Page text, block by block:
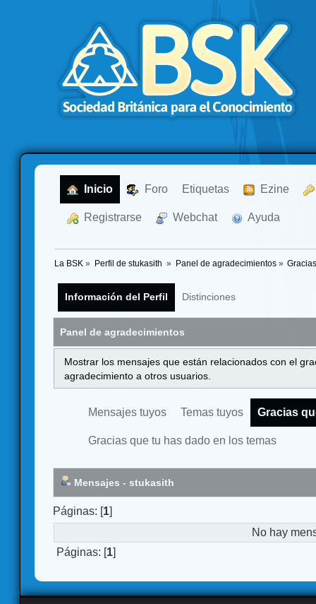
Inicio Foro Etiquetas Ezine
Registrarse Webchat Ayuda
La BSK » Perfil de stukasith » Panel de agradecimientos»
Información del Perfil Distinciones
Panel de agradecimientos
Mostrar los mensajes que están relacionados con el
agradecimiento a otros usuarios.
Mensajes tuyos Temas tuyos Gracias
Gracias que tu has dado en los temas
Mensajes - stukasith
Páginas: [1]
No hay
Páginas: [1]